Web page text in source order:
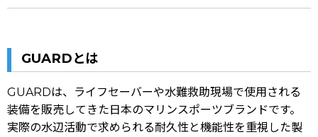
GUARDとは
GUARDは、ライフセーバーや水難救助現場で使用される
装備を販売してきた日本のマリンスポーツブランドです。
実際の水辺活動で求められる耐久性と機能性を重視した製